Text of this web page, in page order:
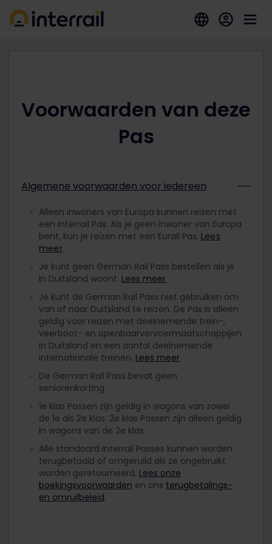
Voorwaarden van deze
Pas
Algemene voorwaarden voor iedereen
Alleen inwoners van Europa kunnen reizen met
een Interrail Pas. Als je geen inwoner van Europa
bent, kun je reizen met een Eurail Pas. Lees
meer
Je kunt geen German Rail Pass bestellen als je
in Duitsland woont. Lees meer
Je kunt de German Rail Pass niet gebruiken om
van of naar Duitsland te reizen. De Pas is alleen
geldig voor reizen met deelnemende trein-,
veerboot- en openbaarvervoermaatschappijen
in Duitsland en een aantal deelnemende
internationale treinen. Lees meer
De German Rail Pass bevat geen
seniorenkorting.
1e klas Passen zijn geldig in wagons van zowel
de 1e als 2e klas. 2e klas Passen zijn alleen geldig
in wagons van de 2e klas.
Alle standaard Interrail Passes kunnen worden
terugbetaald of omgeruild als ze ongebruikt
worden geretourneerd. Lees onze
boekingsvoorwaarden en ons terugbetalings-
en omruilbeleid.